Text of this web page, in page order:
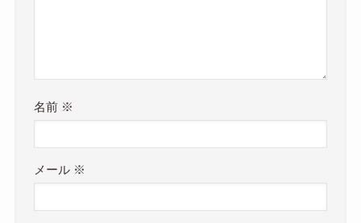
名前 ※
メール ※